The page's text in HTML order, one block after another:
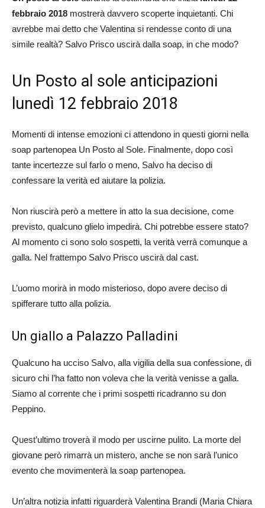
febbraio 2018 mostrerà davvero scoperte inquietanti. Chi
avrebbe mai detto che Valentina si rendesse conto di una
simile realtà? Salvo Prisco uscirà dalla soap, in che modo?
Un Posto al sole anticipazioni
lunedì 12 febbraio 2018
Momenti di intense emozioni ci attendono in questi giorni nella
soap partenopea Un Posto al Sole. Finalmente, dopo così
tante incertezze sul farlo o meno, Salvo ha deciso di
confessare la verità ed aiutare la polizia.
Non riuscirà però a mettere in atto la sua decisione, come
previsto, qualcuno glielo impedirà. Chi potrebbe essere stato?
Al momento ci sono solo sospetti, la verità verrà comunque a
galla. Nel frattempo Salvo Prisco uscirà dal cast.
L’uomo morirà in modo misterioso, dopo avere deciso di
spifferare tutto alla polizia.
Un giallo a Palazzo Palladini
Qualcuno ha ucciso Salvo, alla vigilia della sua confessione, di
sicuro chi l’ha fatto non voleva che la verità venisse a galla.
Siamo al corrente che i primi sospetti ricadranno su don
Peppino.
Quest’ultimo troverà il modo per uscirne pulito. La morte del
giovane però rimarrà un mistero, anche se non sarà l’unico
evento che movimenterà la soap partenopea.
Un’altra notizia infatti riguarderà Valentina Brandi (Maria Chiara